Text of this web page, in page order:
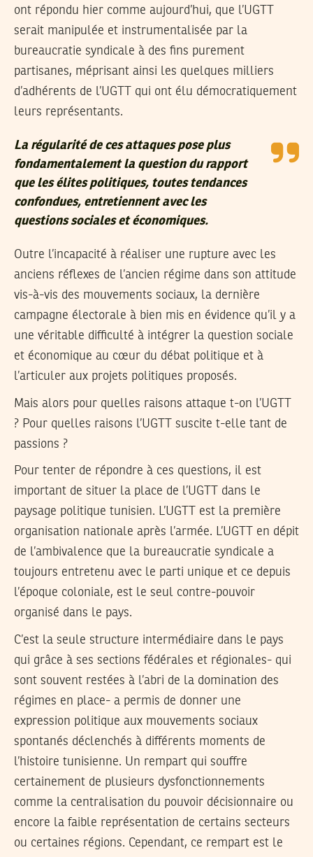
ont répondu hier comme aujourd’hui, que l’UGTT
serait manipulée et instrumentalisée par la
bureaucratie syndicale à des fins purement
partisanes, méprisant ainsi les quelques milliers
d’adhérents de l’UGTT qui ont élu démocratiquement
leurs représentants.
La régularité de ces attaques pose plus
fondamentalement la question du rapport
que les élites politiques, toutes tendances
confondues, entretiennent avec les
questions sociales et économiques.
Outre l’incapacité à réaliser une rupture avec les
anciens réflexes de l’ancien régime dans son attitude
vis-à-vis des mouvements sociaux, la dernière
campagne électorale à bien mis en évidence qu’il y a
une véritable difficulté à intégrer la question sociale
et économique au cœur du débat politique et à
l’articuler aux projets politiques proposés.
Mais alors pour quelles raisons attaque t-on l’UGTT
? Pour quelles raisons l’UGTT suscite t-elle tant de
passions ?
Pour tenter de répondre à ces questions, il est
important de situer la place de l’UGTT dans le
paysage politique tunisien. L’UGTT est la première
organisation nationale après l’armée. L’UGTT en dépit
de l’ambivalence que la bureaucratie syndicale a
toujours entretenu avec le parti unique et ce depuis
l’époque coloniale, est le seul contre-pouvoir
organisé dans le pays.
C’est la seule structure intermédiaire dans le pays
qui grâce à ses sections fédérales et régionales- qui
sont souvent restées à l’abri de la domination des
régimes en place- a permis de donner une
expression politique aux mouvements sociaux
spontanés déclenchés à différents moments de
l’histoire tunisienne. Un rempart qui souffre
certainement de plusieurs dysfonctionnements
comme la centralisation du pouvoir décisionnaire ou
encore la faible représentation de certains secteurs
ou certaines régions. Cependant, ce rempart est le